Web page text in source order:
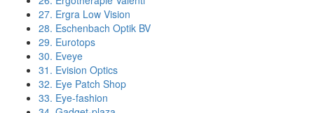
27. Ergra Low Vision
28. Eschenbach Optik BV
29. Eurotops
30. Eveye
31. Evision Optics
32. Eye Patch Shop
33. Eye-fashion